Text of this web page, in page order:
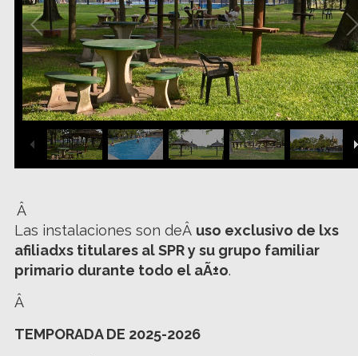
1/18
Â
Las instalaciones son deÂ uso exclusivo de lxs
afiliadxs titulares al SPR y su grupo familiar
primario durante todo el aÃ±o.
Â
TEMPORADA DE 2025-2026